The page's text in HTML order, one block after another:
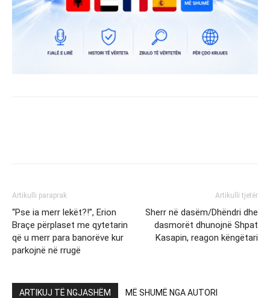
Artikulli paraprak
“Pse ia merr lekët?!”, Erion
Braçe përplaset me qytetarin
që u merr para banorëve kur
parkojnë në rrugë
Artikulli tjetër
Sherr në dasëm/Dhëndri dhe
dasmorët dhunojnë Shpat
Kasapin, reagon këngëtari
ARTIKUJ TË NGJASHËM MË SHUMË NGA AUTORI